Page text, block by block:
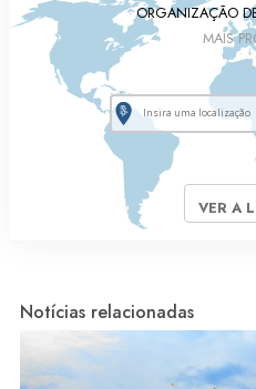
ORGANIZAÇÃO
MAIS
VER A
Notícias relacionadas